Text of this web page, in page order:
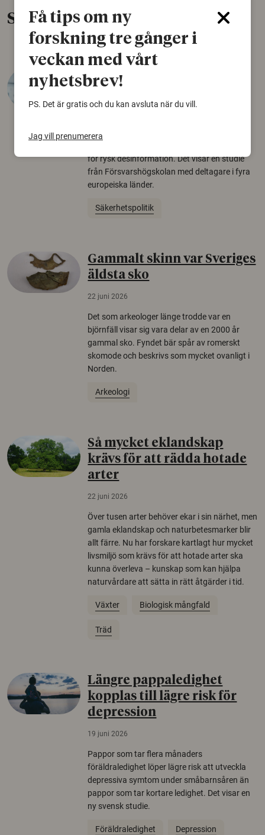
Senaste nytt
Varför tror vissa på rysk
Personer som är mer benägna att tro på
för rysk desinformation. Det visar en studie
från Försvarshögskolan med deltagare i fyra
europeiska länder.
Säkerhetspolitik
Gammalt skinn var Sveriges
äldsta sko
22 juni 2026
Det som arkeologer länge trodde var en
björnfäll visar sig vara delar av en 2000 år
gammal sko. Fyndet bär spår av romerskt
skomode och beskrivs som mycket ovanligt i
Norden.
Arkeologi
Så mycket eklandskap
krävs för att rädda hotade
arter
22 juni 2026
Över tusen arter behöver ekar i sin närhet, men
gamla eklandskap och naturbetesmarker blir
allt färre. Nu har forskare kartlagt hur mycket
livsmiljö som krävs för att hotade arter ska
kunna överleva – kunskap som kan hjälpa
naturvårdare att sätta in rätt åtgärder i tid.
Växter Biologisk mångfald
Träd
Längre pappaledighet
kopplas till lägre risk för
depression
19 juni 2026
Pappor som tar flera månaders
föräldraledighet löper lägre risk att utveckla
depressiva symtom under småbarnsåren än
pappor som tar kortare ledighet. Det visar en
ny svensk studie.
Föräldraledighet Depression
Få tips om ny
forskning tre gånger i
veckan med vårt
nyhetsbrev!
PS. Det är gratis och du kan avsluta när du vill.
Jag vill prenumerera